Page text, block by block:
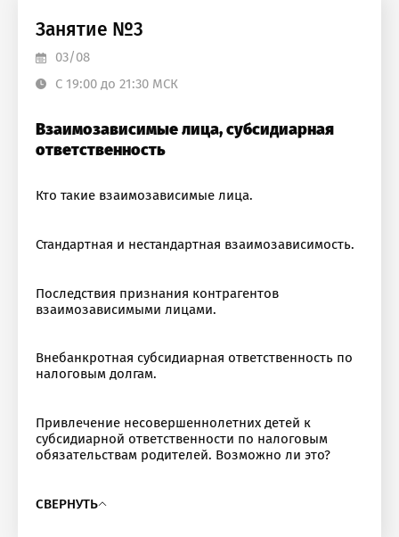
Занятие №3
03/08
С 19:00 до 21:30 МСК
Взаимозависимые лица, субсидиарная
ответственность
Кто такие взаимозависимые лица.
Стандартная и нестандартная взаимозависимость.
Последствия признания контрагентов
взаимозависимыми лицами.
Внебанкротная субсидиарная ответственность по
налоговым долгам.
Привлечение несовершеннолетних детей к
субсидиарной ответственности по налоговым
обязательствам родителей. Возможно ли это?
СВЕРНУТЬ